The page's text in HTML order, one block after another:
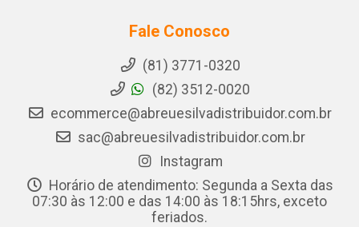
Fale Conosco
(81) 3771-0320
(82) 3512-0020
ecommerce@abreuesilvadistribuidor.com.br
sac@abreuesilvadistribuidor.com.br
Instagram
Horário de atendimento: Segunda a Sexta das
07:30 às 12:00 e das 14:00 às 18:15hrs, exceto
feriados.